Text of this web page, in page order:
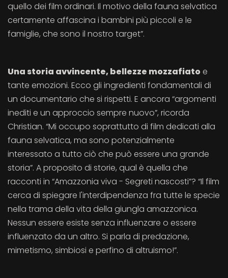
quello dei film ordinari. Il motivo della fauna selvatica
certamente affascina i bambini più piccoli e le
famiglie, che sono il nostro target”.
Una storia avvincente, bellezze mozzafiatoe
tante emozioni. Ecco gli ingredienti fondamentali di
un documentario che si rispetti. E ancora “argomenti
inediti e un approccio sempre nuovo”, ricorda
Christian. “Mi occupo soprattutto di film dedicati alla
fauna selvatica, ma sono potenzialmente
interessato a tutto ciò che può essere una grande
storia”. A proposito di storie, qual è quella che
racconti in “Amazzonia viva - Segreti nascosti”? “Il film
cerca di spiegare l'interdipendenza fra tutte le specie
nella trama della vita della giungla amazzonica.
Nessun essere esiste senza influenzare o essere
influenzato da un altro. Si parla di predazione,
mimetismo, simbiosi e perfino di altruismo!”.